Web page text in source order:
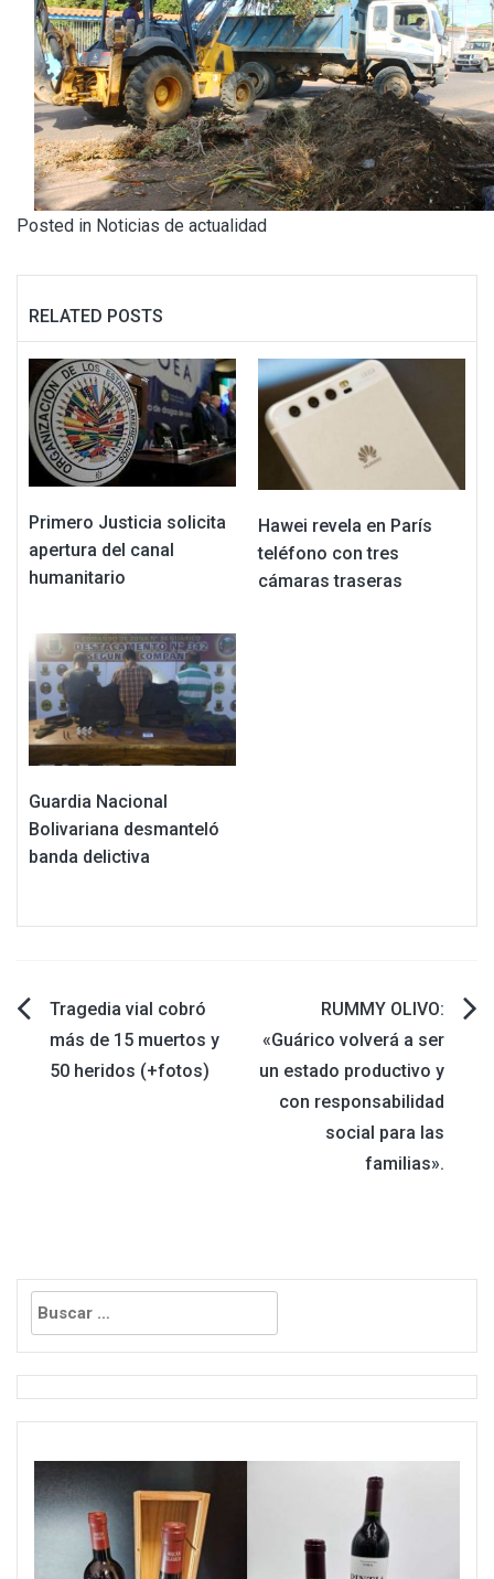
Posted in Noticias de actualidad
RELATED POSTS
Primero Justicia solicita
apertura del canal
humanitario
Hawei revela en París
teléfono con tres
cámaras traseras
Guardia Nacional
Bolivariana desmanteló
banda delictiva
Navegación
de
Tragedia vial cobró
más de 15 muertos y
50 heridos (+fotos)
RUMMY OLIVO:
«Guárico volverá a ser
un estado productivo y
con responsabilidad
social para las
familias».
Buscar: